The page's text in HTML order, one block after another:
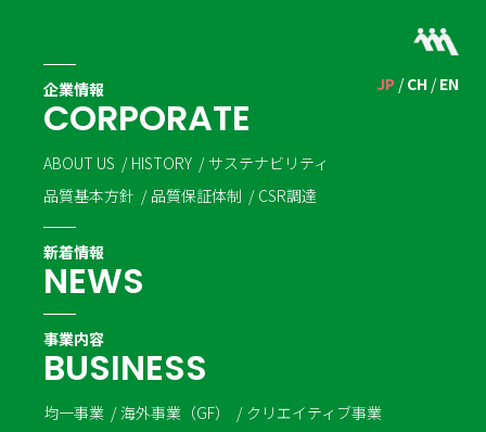
JP CH EN
企業情報
CORPORATE
ABOUT US HISTORY
サステナビリティ
品質基本方針
品質保証体制 CSR調達
新着情報
NEWS
事業内容
BUSINESS
均一事業 海外事業（GF）
クリエイティブ事業